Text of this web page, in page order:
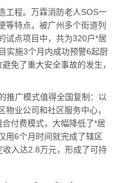
工程。万霖消防老人SOS一
等特点，被广州多个街道列
试点项目中，共为320户*居
实施3个月内成功预警6起厨
免了重大安全事故的发生，
推广模式值得全国复制：以
业公司和社区服务中心，
付费模式，大幅降低了*居
用6个月时间就完成了辖区
入达2.8万元，形成了可持